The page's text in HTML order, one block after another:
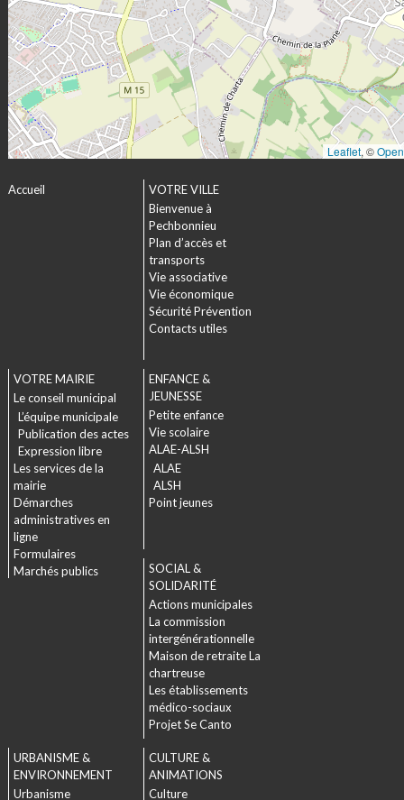
Leaflet, ©
Accueil
VOTRE VILLE
Bienvenue à
Pechbonnieu
Plan d’accès et
transports
Vie associative
Vie économique
Sécurité Prévention
Contacts utiles
VOTRE MAIRIE
Le conseil municipal
L’équipe municipale
Publication des actes
Expression libre
Les services de la
mairie
Démarches
administratives en
ligne
Formulaires
Marchés publics
ENFANCE &
JEUNESSE
Petite enfance
Vie scolaire
ALAE-ALSH
ALAE
ALSH
Point jeunes
SOCIAL &
SOLIDARITÉ
Actions municipales
La commission
intergénérationnelle
Maison de retraite La
chartreuse
Les établissements
médico-sociaux
Projet Se Canto
URBANISME &
ENVIRONNEMENT
Urbanisme
CULTURE &
ANIMATIONS
Culture